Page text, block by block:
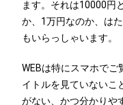
ます。それは10000円
か、1万円なのか、は
もいらっしゃいます。
WEBは特にスマホでご
イトルを見ていないこ
がない、かつ分かりや